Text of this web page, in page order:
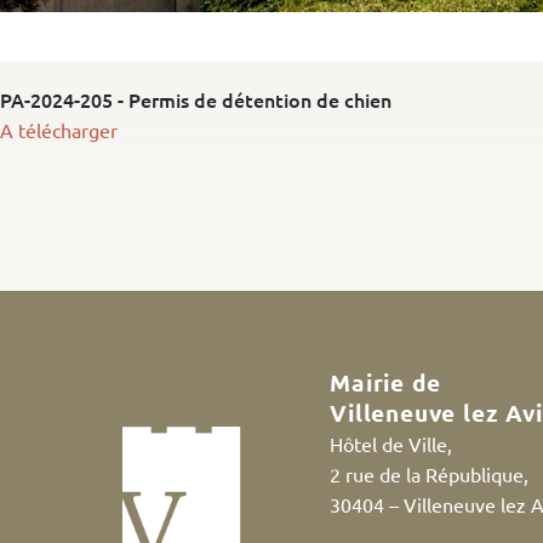
PA-2024-205 - Permis de détention de chien
A télécharger
Mairie de
Villeneuve lez
Hôtel de Ville,
2 rue de la République,
30404 – Villeneuve lez